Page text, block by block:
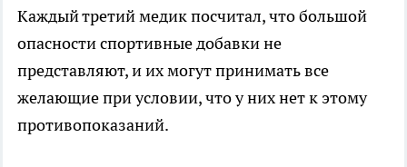
Каждый третий медик посчитал, что большой
опасности спортивные добавки не
представляют, и их могут принимать все
желающие при условии, что у них нет к этому
противопоказаний.